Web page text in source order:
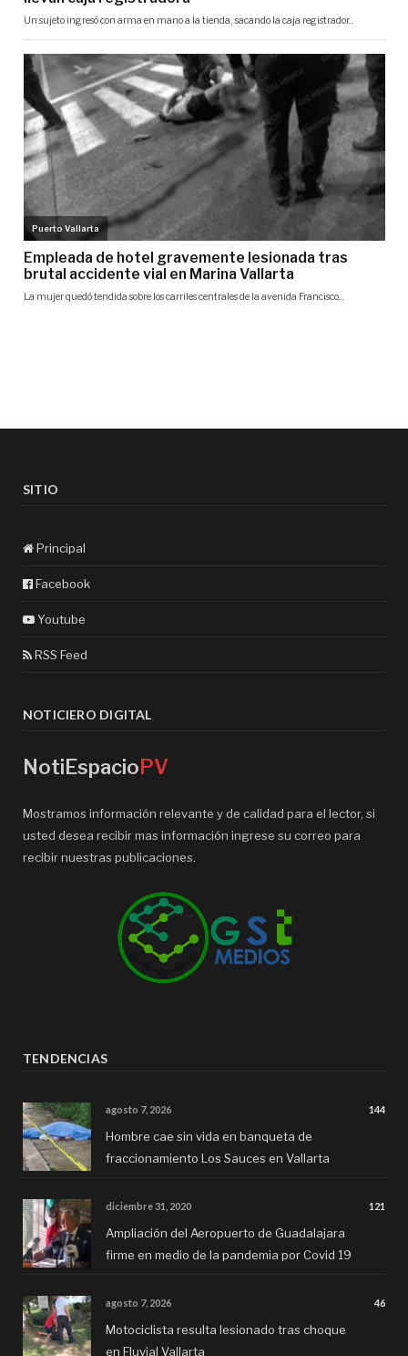
SITIO
Principal
Facebook
Youtube
RSS Feed
NOTICIERO DIGITAL
NotiEspacio PV
Mostramos información relevante y de calidad para el lector, si
usted desea recibir mas información ingrese su correo para
recibir nuestras publicaciones.
TENDENCIAS
agosto 7, 2026 144
Hombre cae sin vida en banqueta de
fraccionamiento Los Sauces en Vallarta
diciembre 31, 2020 121
Ampliación del Aeropuerto de Guadalajara
firme en medio de la pandemia por Covid 19
agosto 7, 2026 46
Motociclista resulta lesionado tras choque
en Fluvial Vallarta